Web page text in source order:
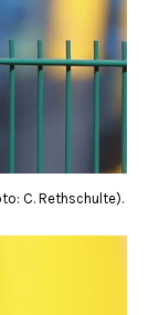
C. Rethschulte).